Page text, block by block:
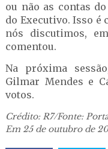
ou não as contas
do Executivo. Isso é
nós discutimos,
comentou.
Na próxima
Gilmar Mendes e
votos.
Crédito: R7/Fonte:
Em 25 de outubro de